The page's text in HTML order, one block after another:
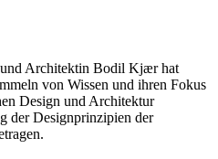
und Architektin Bodil Kjær hat
von Wissen und ihren Fokus
Design und Architektur
der Designprinzipien der